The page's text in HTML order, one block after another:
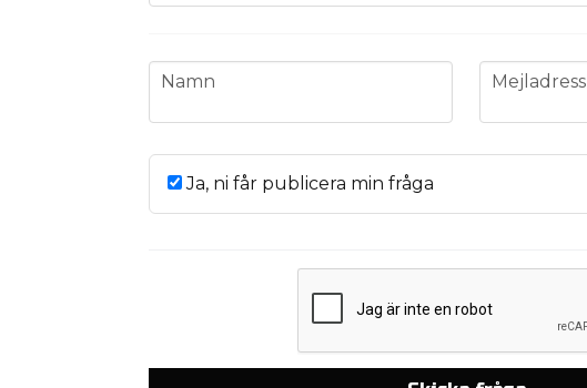
name
Namn email
Mejladress
Ja, ni får publicera min fråga